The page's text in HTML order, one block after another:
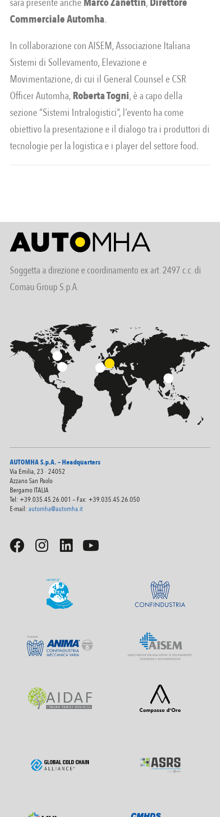
Commerciale Automha.
In collaborazione con AISEM, Associazione Italiana
Sistemi di Sollevamento, Elevazione e
Movimentazione, di cui il General Counsel e CSR
Officer Automha, Roberta Togni, è a capo della
sezione “Sistemi Intralogistici”, l’evento ha come
obiettivo la presentazione e il dialogo tra i produttori di
tecnologie per la logistica e i player del settore food.
Soggetta a direzione e coordinamento ex art. 2497 c.c. di
Comau Group S.p.A.
AUTOMHA S.p.A. – Headquarters
Via Emilia, 23 · 24052
Azzano San Paolo
Bergamo ITALIA
Tel: +39.035.45.26.001 – Fax: +39.035.45.26.050
E-mail: automha@automha.it